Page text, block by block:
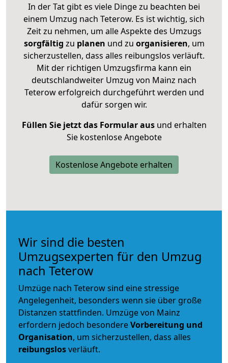
In der Tat gibt es viele Dinge zu beachten bei
einem Umzug nach Teterow. Es ist wichtig, sich
Zeit zu nehmen, um alle Aspekte des Umzugs
sorgfältig zu planen und zu organisieren, um
sicherzustellen, dass alles reibungslos verläuft.
Mit der richtigen Umzugsfirma kann ein
deutschlandweiter Umzug von Mainz nach
Teterow erfolgreich durchgeführt werden und
dafür sorgen wir.
Füllen Sie jetzt das Formular ausund erhalten
Sie kostenlose Angebote
Kostenlose Angebote erhalten
Wir sind die besten
Umzugsexperten für den Umzug
nach Teterow
Umzüge nach Teterow sind eine stressige
Angelegenheit, besonders wenn sie über große
Distanzen stattfinden. Umzüge von Mainz
erfordern jedoch besondereVorbereitung und
Organisation, um sicherzustellen, dass alles
reibungslosverläuft.